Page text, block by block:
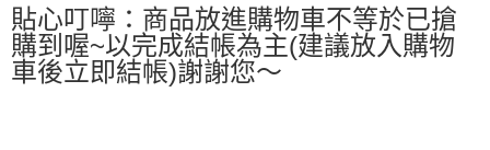
貼心叮嚀：商品放進購物車不等於已搶
購到喔~以完成結帳為主(建議放入購物
車後立即結帳)謝謝您～